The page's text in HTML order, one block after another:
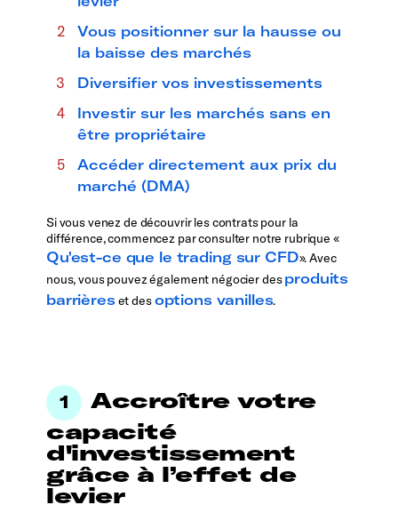
Vous positionner sur la hausse ou
la baisse des marchés
Diversifier vos investissements
Investir sur les marchés sans en
être propriétaire
Accéder directement aux prix du
marché (DMA)
Si vous venez de découvrir les contrats pour la
différence, commencez par consulter notre rubrique «
Qu'est-ce que le trading sur CFD». Avec
nous, vous pouvez également négocier desproduits
barrières et desoptions vanilles.
Accroître votre
capacité
d'investissement
grâce à l’effet de
levier